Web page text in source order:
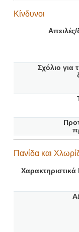
Κίνδυνοι
Απειλές/
Σχόλιο για
Πανίδα και
Χαρακτηριστικά